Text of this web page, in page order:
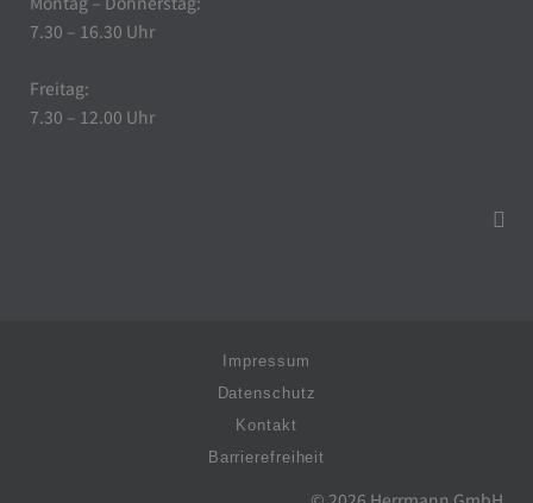
7.30 – 16.30 Uhr
Freitag:
7.30 – 12.00 Uhr
Impressum
Datenschutz
Kontakt
Barrierefreiheit